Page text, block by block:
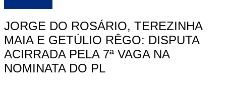
JORGE DO ROSÁRIO, TEREZINHA
MAIA E GETÚLIO RÊGO: DISPUTA
ACIRRADA PELA 7ª VAGA NA
NOMINATA DO PL